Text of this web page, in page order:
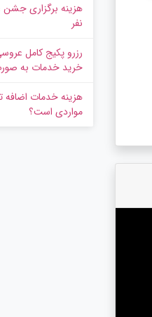
نفر
رزرو پکیج کامل
خرید خدمات به‌
هزینه خدمات اضافه
مواردی است؟